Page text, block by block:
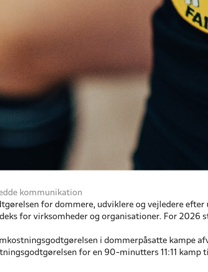
kommunikation
for dommere, udviklere og vejledere efter
for virksomheder og organisationer. For 2026
i dommerpåsatte kampe
for en 90-minutters 11:11 kamp